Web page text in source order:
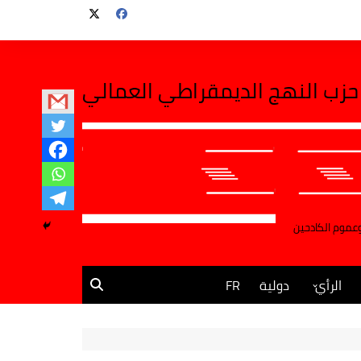
حزب النهج الديمقراطي العمالي
الكادحين
الرأي دولية FR